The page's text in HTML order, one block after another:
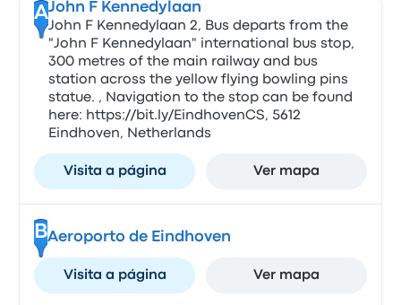
AJohn F Kennedylaan
John F Kennedylaan 2, Bus departs from the
"John F Kennedylaan" international bus stop,
300 metres of the main railway and bus
station across the yellow flying bowling pins
statue. , Navigation to the stop can be found
here: https://bit.ly/EindhovenCS, 5612
Eindhoven, Netherlands
Visita a página Ver mapa
BAeroporto de Eindhoven
Visita a página Ver mapa